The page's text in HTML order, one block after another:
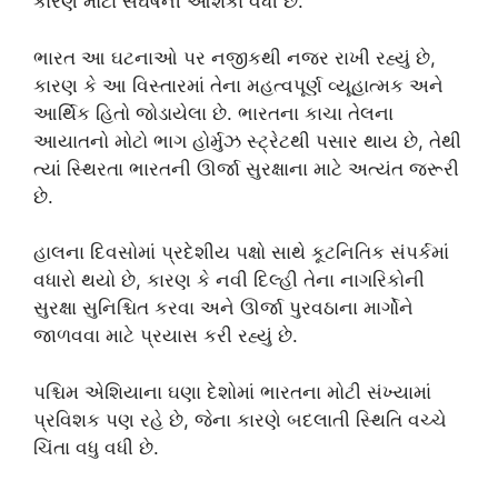
ભારત આ ઘટનાઓ પર નજીકથી નજર રાખી રહ્યું છે,
કારણ કે આ વિસ્તારમાં તેના મહત્વપૂર્ણ વ્યૂહાત્મક અને
આર્થિક હિતો જોડાયેલા છે. ભારતના કાચા તેલના
આયાતનો મોટો ભાગ હોર્મુઝ સ્ટ્રેટથી પસાર થાય છે, તેથી
ત્યાં સ્થિરતા ભારતની ઊર્જા સુરક્ષાના માટે અત્યંત જરૂરી
છે.
હાલના દિવસોમાં પ્રદેશીય પક્ષો સાથે કૂટનિતિક સંપર્કમાં
વધારો થયો છે, કારણ કે નવી દિલ્હી તેના નાગરિકોની
સુરક્ષા સુનિશ્ચિત કરવા અને ઊર્જા પુરવઠાના માર્ગોને
જાળવવા માટે પ્રયાસ કરી રહ્યું છે.
પશ્ચિમ એશિયાના ઘણા દેશોમાં ભારતના મોટી સંખ્યામાં
પ્રવિશક પણ રહે છે, જેના કારણે બદલાતી સ્થિતિ વચ્ચે
ચિંતા વધુ વધી છે.